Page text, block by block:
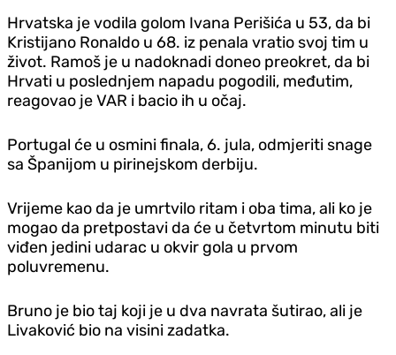
Hrvatska je vodila golom Ivana Perišića u 53, da bi
Kristijano Ronaldo u 68. iz penala vratio svoj tim u
život. Ramoš je u nadoknadi doneo preokret, da bi
Hrvati u poslednjem napadu pogodili, međutim,
reagovao je VAR i bacio ih u očaj.
Portugal će u osmini finala, 6. jula, odmjeriti snage
sa Španijom u pirinejskom derbiju.
Vrijeme kao da je umrtvilo ritam i oba tima, ali ko je
mogao da pretpostavi da će u četvrtom minutu biti
viđen jedini udarac u okvir gola u prvom
poluvremenu.
Bruno je bio taj koji je u dva navrata šutirao, ali je
Livaković bio na visini zadatka.